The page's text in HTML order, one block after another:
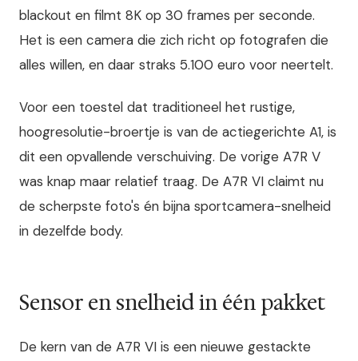
blackout en filmt 8K op 30 frames per seconde.
Het is een camera die zich richt op fotografen die
alles willen, en daar straks 5.100 euro voor neertelt.
Voor een toestel dat traditioneel het rustige,
hoogresolutie-broertje is van de actiegerichte A1, is
dit een opvallende verschuiving. De vorige A7R V
was knap maar relatief traag. De A7R VI claimt nu
de scherpste foto's én bijna sportcamera-snelheid
in dezelfde body.
Sensor en snelheid in één pakket
De kern van de A7R VI is een nieuwe gestackte